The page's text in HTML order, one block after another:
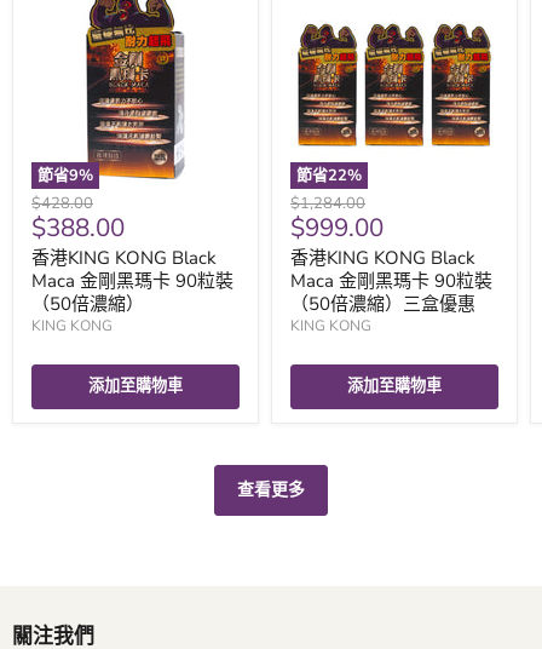
節省9%
原
價
$428.00
現
價
$388.00
香港KING KONG Black
Maca 金剛黑瑪卡 90粒裝
（50倍濃縮）
KING KONG
添加至購物車
節省22%
原
價
$1,284.00
現
價
$999.00
香港KING KONG Black
Maca 金剛黑瑪卡 90粒裝
（50倍濃縮）三盒優惠
KING KONG
添加至購物車
查看更多
關注我們